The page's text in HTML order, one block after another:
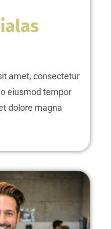
amet, consectetur
eiusmod tempor
dolore magna